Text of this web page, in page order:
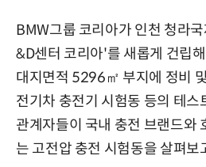
BMW그룹 코리아가 인천 청라
&D센터 코리아'를 새롭게 건립
대지면적 5296㎡ 부지에 정비
전기차 충전기 시험동 등의 테
관계자들이 국내 충전 브랜드와
는 고전압 충전 시험동을 살펴보